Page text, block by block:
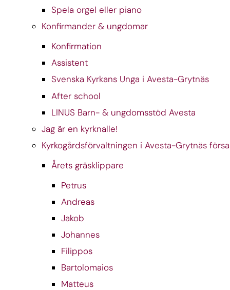
Spela orgel eller piano
Konfirmander & ungdomar
Konfirmation
Assistent
Svenska Kyrkans Unga i Avesta-Grytnäs
After school
LINUS Barn- & ungdomsstöd Avesta
Jag är en kyrknalle!
Kyrkogårdsförvaltningen i Avesta-Grytnäs
Årets gräsklippare
Petrus
Andreas
Jakob
Johannes
Filippos
Bartolomaios
Matteus